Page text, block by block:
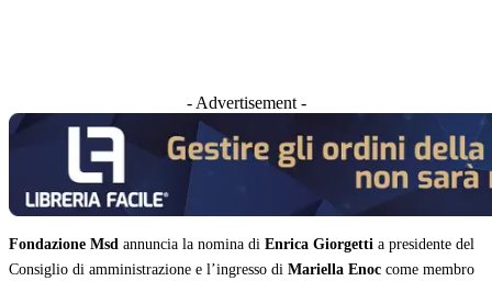
- Advertisement -
Fondazione Msd annuncia la nomina di Enrica Giorgetti a presidente del
Consiglio di amministrazione e l’ingresso di Mariella Enoc come membro